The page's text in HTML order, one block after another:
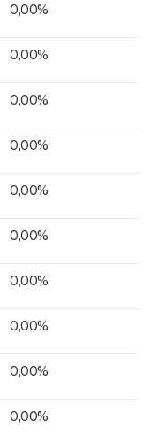
0,00%
0,00%
0,00%
0,00%
0,00%
0,00%
0,00%
0,00%
0,00%
0,00%